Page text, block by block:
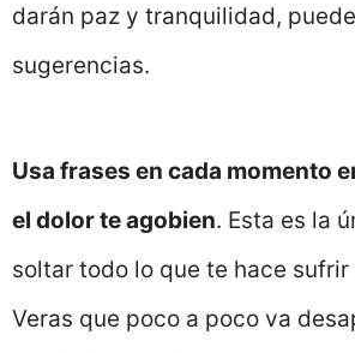
darán paz y tranquilidad,
sugerencias.
Usa frases en cada momento
el dolor te agobien. Esta es la
soltar todo lo que te hace
Veras que poco a poco va